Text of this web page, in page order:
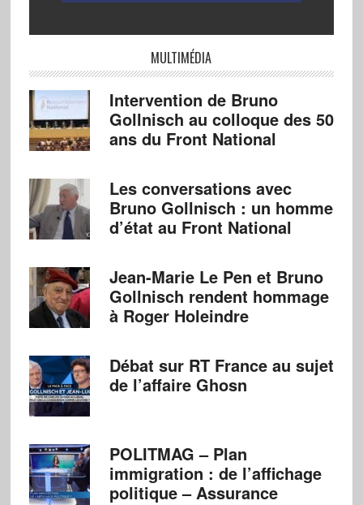
MULTIMÉDIA
Intervention de Bruno
Gollnisch au colloque des 50
ans du Front National
Les conversations avec
Bruno Gollnisch : un homme
d’état au Front National
Jean-Marie Le Pen et Bruno
Gollnisch rendent hommage
à Roger Holeindre
Débat sur RT France au sujet
de l’affaire Ghosn
POLITMAG – Plan
immigration : de l’affichage
politique – Assurance